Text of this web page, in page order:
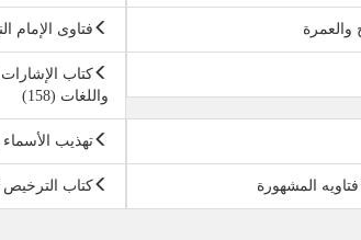
والعمرة فتاوى الإمام
كتاب
واللغات (158)
تهذيب الأسماء
المشهورة كتاب الترخيص